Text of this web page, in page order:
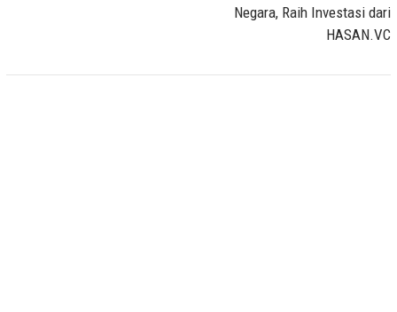
Negara, Raih Investasi dari
HASAN.VC